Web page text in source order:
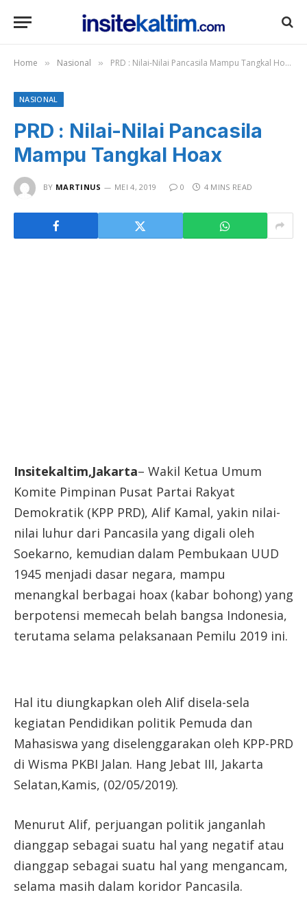
Home » Nasional » PRD : Nilai-Nilai Pancasila Mampu Tangkal Hoax
NASIONAL
PRD : Nilai-Nilai Pancasila
Mampu Tangkal Hoax
BY MARTINUS MEI 4, 2019 0 4 MINS READ
Insitekaltim,Jakarta– Wakil Ketua Umum
Komite Pimpinan Pusat Partai Rakyat
Demokratik (KPP PRD), Alif Kamal, yakin nilai-
nilai luhur dari Pancasila yang digali oleh
Soekarno, kemudian dalam Pembukaan UUD
1945 menjadi dasar negara, mampu
menangkal berbagai hoax (kabar bohong) yang
berpotensi memecah belah bangsa Indonesia,
terutama selama pelaksanaan Pemilu 2019 ini.
Hal itu diungkapkan oleh Alif disela-sela
kegiatan Pendidikan politik Pemuda dan
Mahasiswa yang diselenggarakan oleh KPP-PRD
di Wisma PKBI Jalan. Hang Jebat III, Jakarta
Selatan,Kamis, (02/05/2019).
Menurut Alif, perjuangan politik janganlah
dianggap sebagai suatu hal yang negatif atau
dianggap sebagai suatu hal yang mengancam,
selama masih dalam koridor Pancasila.